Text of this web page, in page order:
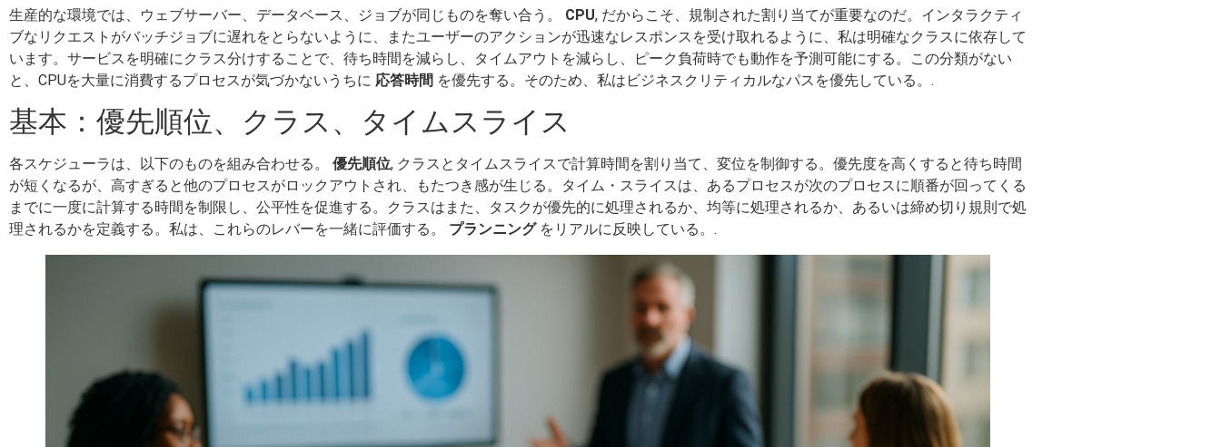
生産的な環境では、ウェブサーバー、データベース、ジョブが同じものを奪い合う。 CPU, だからこそ、規制された割り当てが重要なのだ。インタラクティ
ブなリクエストがバッチジョブに遅れをとらないように、またユーザーのアクションが迅速なレスポンスを受け取れるように、私は明確なクラスに依存して
います。サービスを明確にクラス分けすることで、待ち時間を減らし、タイムアウトを減らし、ピーク負荷時でも動作を予測可能にする。この分類がない
と、CPUを大量に消費するプロセスが気づかないうちに 応答時間 を優先する。そのため、私はビジネスクリティカルなパスを優先している。.
基本：優先順位、クラス、タイムスライス
各スケジューラは、以下のものを組み合わせる。 優先順位, クラスとタイムスライスで計算時間を割り当て、変位を制御する。優先度を高くすると待ち時間
が短くなるが、高すぎると他のプロセスがロックアウトされ、もたつき感が生じる。タイム・スライスは、あるプロセスが次のプロセスに順番が回ってくる
までに一度に計算する時間を制限し、公平性を促進する。クラスはまた、タスクが優先的に処理されるか、均等に処理されるか、あるいは締め切り規則で処
理されるかを定義する。私は、これらのレバーを一緒に評価する。 プランニングをリアルに反映している。.